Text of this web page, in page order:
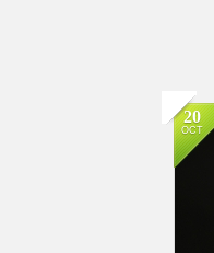
20
OCT